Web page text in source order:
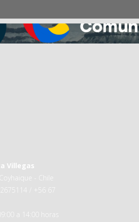
Villegas
- Chile
/ +56 67
a 14:00 horas